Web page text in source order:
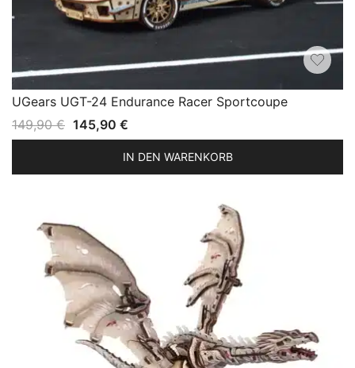
UGears UGT-24 Endurance Racer Sportcoupe
149,90€ Ursprünglicher
Preis
145,90 €
Preis
ist:
IN DEN WARENKORB